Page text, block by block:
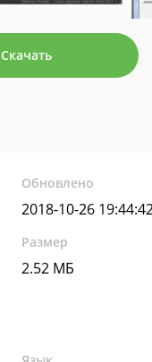
Скачать
Обновлено
2018-10-26
Размер
2.52 МБ